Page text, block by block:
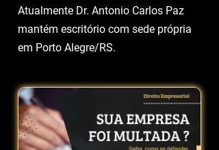
Atualmente Dr. Antonio Carlos Paz
mantém escritório com sede própria
em Porto Alegre/RS.